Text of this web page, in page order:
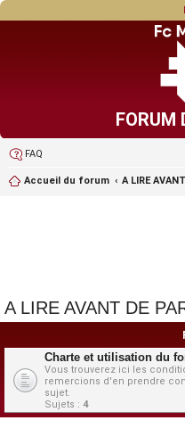
FORUM
FAQ
Accueil du forum A LIRE
A LIRE AVANT DE
Charte et utilisation du
Vous trouverez ici les
remercions d'en prendre
sujet.
Sujets : 4